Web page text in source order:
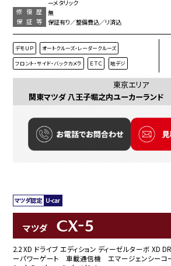
ーメタリック
修復歴
無
保証等
保証有り／整備費込／リ済込
デモＵＰ オートクルーズ・レーダークルーズ
フロント・サイド・バックカメラ ＥＴＣ 地デジ
東京エリア
関東マツダ 八王子堀之内ユーカーランド
マツダ CX-5
2.2 XD ドライブ エディション ディーゼルターボ XD
ーパワーゲート 車載通信機 エマージェンシー